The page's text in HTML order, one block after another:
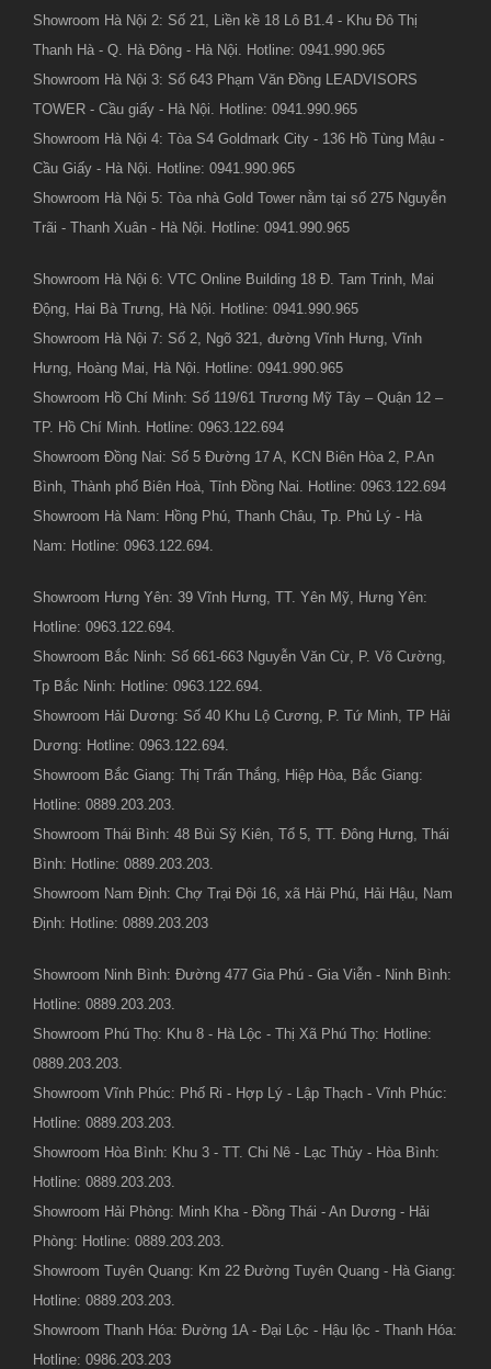
Showroom Hà Nội 2: Số 21, Liền kề 18 Lô B1.4 - Khu Đô Thị
Thanh Hà - Q. Hà Đông - Hà Nội. Hotline: 0941.990.965
Showroom Hà Nội 3: Số 643 Phạm Văn Đồng LEADVISORS
TOWER - Cầu giấy - Hà Nội. Hotline: 0941.990.965
Showroom Hà Nội 4: Tòa S4 Goldmark City - 136 Hồ Tùng Mậu -
Cầu Giấy - Hà Nội. Hotline: 0941.990.965
Showroom Hà Nội 5: Tòa nhà Gold Tower nằm tại số 275 Nguyễn
Trãi - Thanh Xuân - Hà Nội. Hotline: 0941.990.965
Showroom Hà Nội 6: VTC Online Building 18 Đ. Tam Trinh, Mai
Động, Hai Bà Trưng, Hà Nội. Hotline: 0941.990.965
Showroom Hà Nội 7: Số 2, Ngõ 321, đường Vĩnh Hưng, Vĩnh
Hưng, Hoàng Mai, Hà Nội. Hotline: 0941.990.965
Showroom Hồ Chí Minh: Số 119/61 Trương Mỹ Tây – Quận 12 –
TP. Hồ Chí Minh. Hotline: 0963.122.694
Showroom Đồng Nai: Số 5 Đường 17 A, KCN Biên Hòa 2, P.An
Bình, Thành phố Biên Hoà, Tỉnh Đồng Nai. Hotline: 0963.122.694
Showroom Hà Nam: Hồng Phú, Thanh Châu, Tp. Phủ Lý - Hà
Nam: Hotline: 0963.122.694.
Showroom Hưng Yên: 39 Vĩnh Hưng, TT. Yên Mỹ, Hưng Yên:
Hotline: 0963.122.694.
Showroom Bắc Ninh: Số 661-663 Nguyễn Văn Cừ, P. Võ Cường,
Tp Bắc Ninh: Hotline: 0963.122.694.
Showroom Hải Dương: Số 40 Khu Lộ Cương, P. Tứ Minh, TP Hải
Dương: Hotline: 0963.122.694.
Showroom Bắc Giang: Thị Trấn Thắng, Hiệp Hòa, Bắc Giang:
Hotline: 0889.203.203.
Showroom Thái Bình: 48 Bùi Sỹ Kiên, Tổ 5, TT. Đông Hưng, Thái
Bình: Hotline: 0889.203.203.
Showroom Nam Định: Chợ Trại Đội 16, xã Hải Phú, Hải Hậu, Nam
Định: Hotline: 0889.203.203
Showroom Ninh Bình: Đường 477 Gia Phú - Gia Viễn - Ninh Bình:
Hotline: 0889.203.203.
Showroom Phú Thọ: Khu 8 - Hà Lộc - Thị Xã Phú Thọ: Hotline:
0889.203.203.
Showroom Vĩnh Phúc: Phố Ri - Hợp Lý - Lập Thạch - Vĩnh Phúc:
Hotline: 0889.203.203.
Showroom Hòa Bình: Khu 3 - TT. Chi Nê - Lạc Thủy - Hòa Bình:
Hotline: 0889.203.203.
Showroom Hải Phòng: Minh Kha - Đồng Thái - An Dương - Hải
Phòng: Hotline: 0889.203.203.
Showroom Tuyên Quang: Km 22 Đường Tuyên Quang - Hà Giang:
Hotline: 0889.203.203.
Showroom Thanh Hóa: Đường 1A - Đại Lộc - Hậu lộc - Thanh Hóa:
Hotline: 0986.203.203